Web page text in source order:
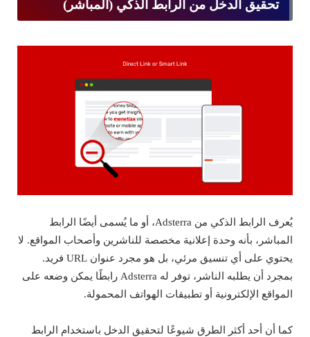
تحقيق الدخل من الرابط الذكي (المباشر)
يُعرف الرابط الذكي من Adsterra، أو ما يُسمى أيضًا الرابط
المباشر، بأنه وحدة إعلانية مخصصة للناشرين وأصحاب المواقع. لا
يحتوي على أي تنسيق مرئي، بل هو مجرد عنوان URL فريد.
بمجرد أن يطلبه الناشر، توفر له Adsterra رابطًا يمكن وضعه على
المواقع الإلكترونية أو تطبيقات الهواتف المحمولة.
كما أن أحد أكثر الطرق شيوعًا لتحقيق الدخل باستخدام الرابط